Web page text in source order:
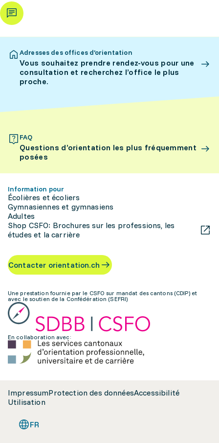
Adresses des offices d’orientation
Vous souhaitez prendre rendez-vous pour une
consultation et recherchez l’office le plus
proche.
FAQ
Questions d’orientation les plus fréquemment
posées
Information pour
Écolières et écoliers
Gymnasiennes et gymnasiens
Adultes
Shop CSFO: Brochures sur les professions, les
études et la carrière
Contacter orientation.ch
Une prestation fournie par le CSFO sur mandat des cantons (CDIP) et
avec le soutien de la Confédération (SEFRI)
En collaboration avec:
ImpressumProtection des donnéesAccessibilité
Utilisation
FR